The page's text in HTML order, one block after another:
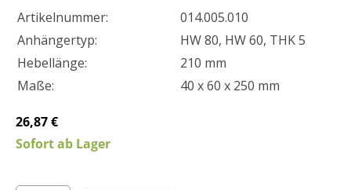
Artikelnummer:
014.005.010
Anhängertyp:
HW 80, HW 60, THK 5
Hebellänge:
210 mm
Maße:
40 x 60 x 250 mm
26,87 €
Sofort ab Lager